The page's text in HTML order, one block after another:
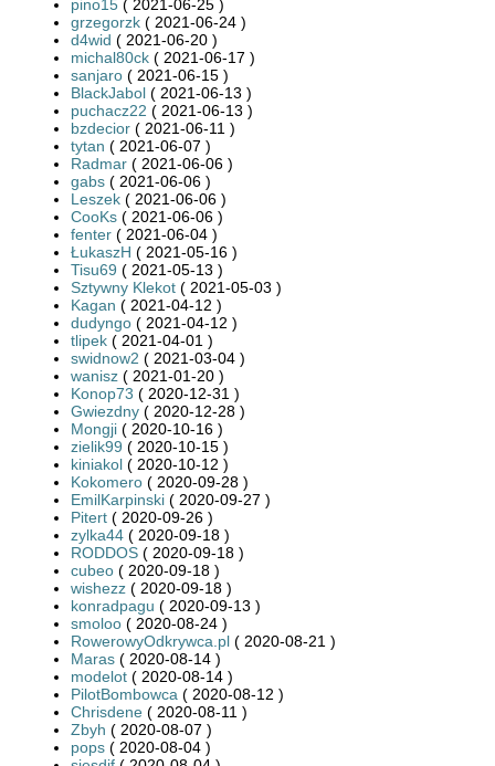
pino15 ( 2021-06-25 )
grzegorzk ( 2021-06-24 )
d4wid ( 2021-06-20 )
michal80ck ( 2021-06-17 )
sanjaro ( 2021-06-15 )
BlackJabol ( 2021-06-13 )
puchacz22 ( 2021-06-13 )
bzdecior ( 2021-06-11 )
tytan ( 2021-06-07 )
Radmar ( 2021-06-06 )
gabs ( 2021-06-06 )
Leszek ( 2021-06-06 )
CooKs ( 2021-06-06 )
fenter ( 2021-06-04 )
ŁukaszH ( 2021-05-16 )
Tisu69 ( 2021-05-13 )
Sztywny Klekot ( 2021-05-03 )
Kagan ( 2021-04-12 )
dudyngo ( 2021-04-12 )
tlipek ( 2021-04-01 )
swidnow2 ( 2021-03-04 )
wanisz ( 2021-01-20 )
Konop73 ( 2020-12-31 )
Gwiezdny ( 2020-12-28 )
Mongji ( 2020-10-16 )
zielik99 ( 2020-10-15 )
kiniakol ( 2020-10-12 )
Kokomero ( 2020-09-28 )
EmilKarpinski ( 2020-09-27 )
Pitert ( 2020-09-26 )
zylka44 ( 2020-09-18 )
RODDOS ( 2020-09-18 )
cubeo ( 2020-09-18 )
wishezz ( 2020-09-18 )
konradpagu ( 2020-09-13 )
smoloo ( 2020-08-24 )
RowerowyOdkrywca.pl ( 2020-08-21 )
Maras ( 2020-08-14 )
modelot ( 2020-08-14 )
PilotBombowca ( 2020-08-12 )
Chrisdene ( 2020-08-11 )
Zbyh ( 2020-08-07 )
pops ( 2020-08-04 )